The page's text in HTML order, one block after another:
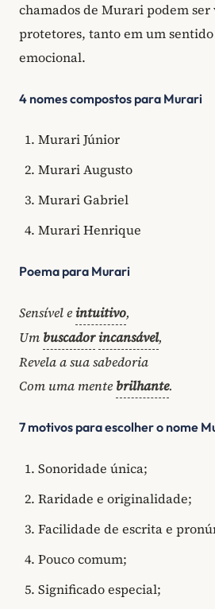
chamados de Murari podem ser
protetores, tanto em um
emocional.
4 nomes compostos para Murari
Murari Júnior
Murari Augusto
Murari Gabriel
Murari Henrique
Poema para Murari
Sensível eintuitivo,
Um buscadorincansável,
Revela a sua sabedoria
Com uma mente brilhante.
7 motivos para escolher o nome
Sonoridade única;
Raridade e originalidade;
Facilidade de escrita e
Pouco comum;
Significado especial;